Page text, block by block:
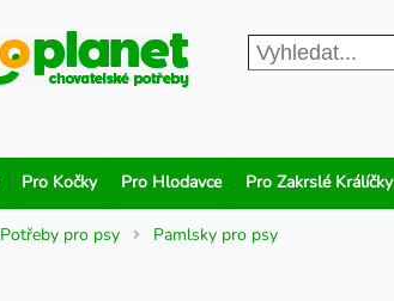
Pro Kočky Pro Hlodavce Pro Zakrslé Králíčky
Potřeby pro psy Pamlsky pro psy